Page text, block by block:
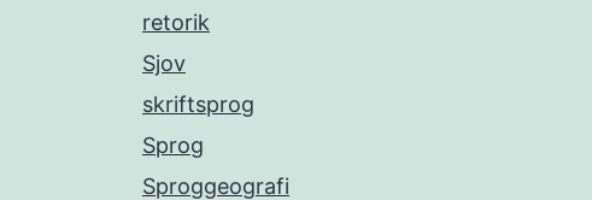
retorik
Sjov
skriftsprog
Sprog
Sproggeografi